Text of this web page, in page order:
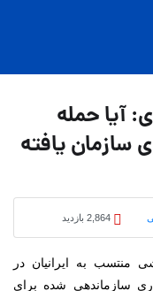
آیا حمله
سازمان یافته
2,864 بازدید
منتسب به ایرانیان در
سازماندهی شده برای